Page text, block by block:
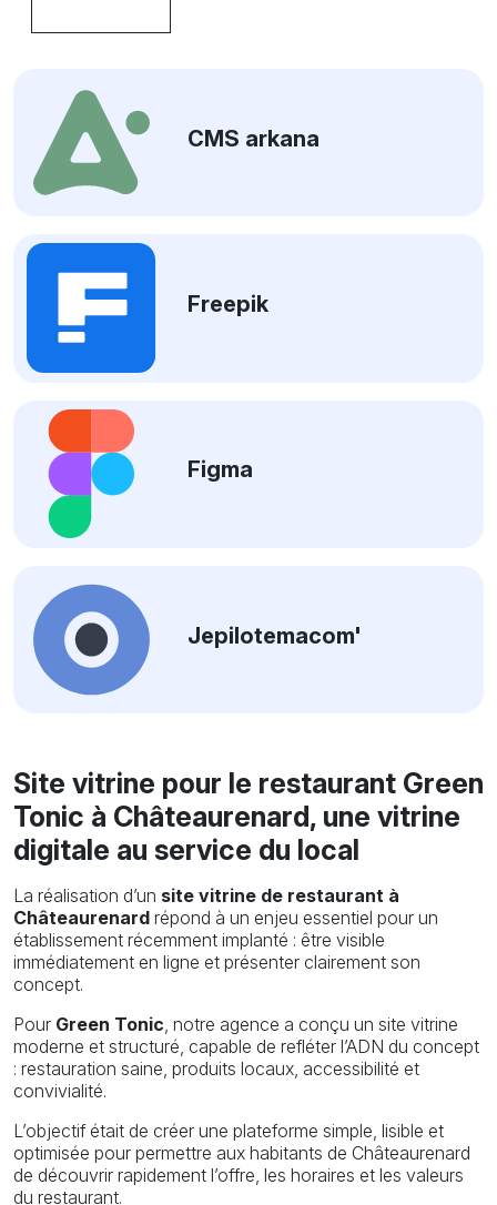
CMS arkana
Freepik
Figma
Jepilotemacom'
Site vitrine pour le restaurant Green
Tonic à Châteaurenard, une vitrine
digitale au service du local
La réalisation d’un site vitrine de restaurant à
Châteaurenard répond à un enjeu essentiel pour un
établissement récemment implanté : être visible
immédiatement en ligne et présenter clairement son
concept.
Pour Green Tonic, notre agence a conçu un site vitrine
moderne et structuré, capable de refléter l’ADN du concept
: restauration saine, produits locaux, accessibilité et
convivialité.
L’objectif était de créer une plateforme simple, lisible et
optimisée pour permettre aux habitants de Châteaurenard
de découvrir rapidement l’offre, les horaires et les valeurs
du restaurant.